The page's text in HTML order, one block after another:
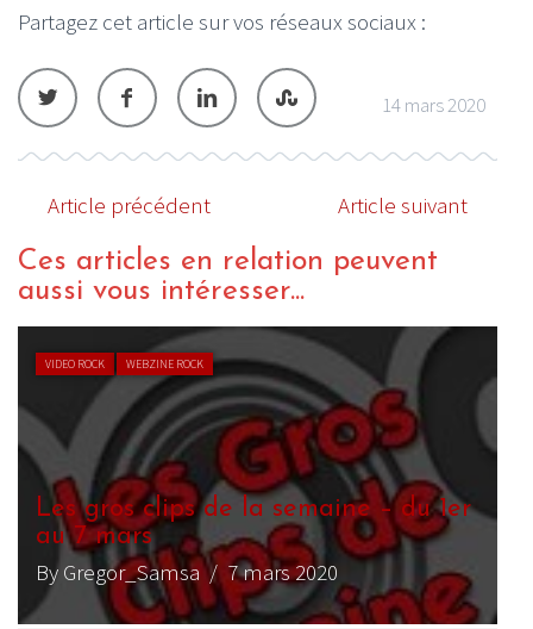
Partagez cet article sur vos réseaux sociaux :
14 mars 2020
Article précédent Article suivant
Ces articles en relation peuvent
aussi vous intéresser...
VIDEO ROCK WEBZINE ROCK
Les gros clips de la semaine – du 1er
au 7 mars
By Gregor_Samsa/ 7 mars 2020